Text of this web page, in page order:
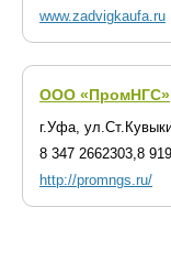
www.zadvigkaufa.ru
ООО «ПромНГС»
г.Уфа,
8 347 2662303,8
http://promngs.ru/